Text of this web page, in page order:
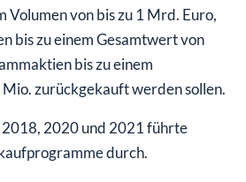
Volumen von bis zu 1 Mrd. Euro,
bis zu einem Gesamtwert von
bis zu einem
zurückgekauft werden sollen.
2018, 2020 und 2021 führte
durch.